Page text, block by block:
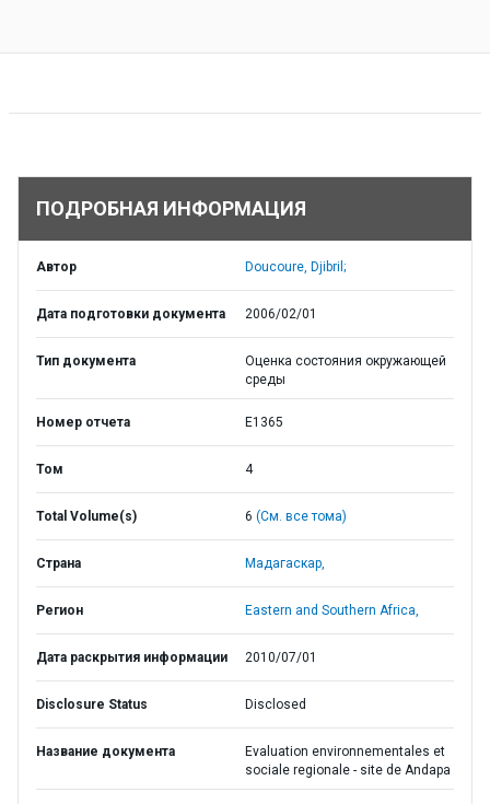
ПОДРОБНАЯ ИНФОРМАЦИЯ
Автор Doucoure, Djibril;
Дата подготовки документа 2006/02/01
Тип документа
Оценка состояния окружающей
среды
Номер отчета E1365
Том 4
Total Volume(s) 6 (См. все тома)
Страна Мадагаскар,
Регион Eastern and Southern Africa,
Дата раскрытия информации 2010/07/01
Disclosure Status Disclosed
Название документа
Evaluation environnementales et
sociale regionale - site de Andapa